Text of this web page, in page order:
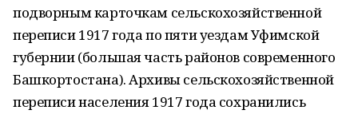
подворным карточкам сельскохозяйственной
переписи 1917 года по пяти уездам Уфимской
губернии (большая часть районов современного
Башкортостана). Архивы сельскохозяйственной
переписи населения 1917 года сохранились